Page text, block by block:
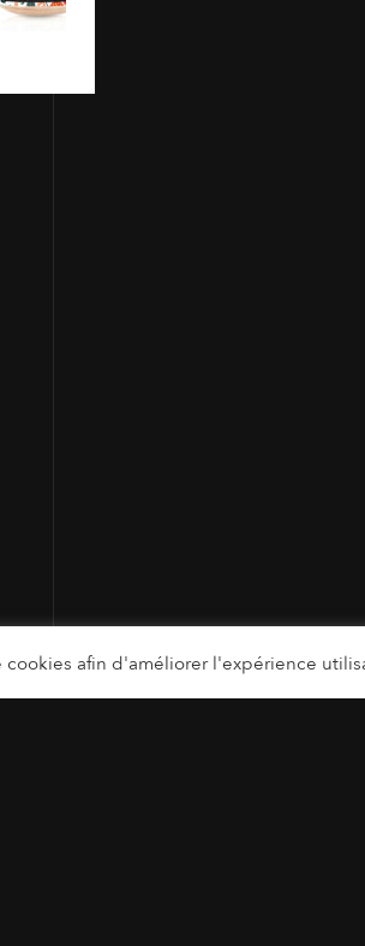
cookies afin d'améliorer l'expérience